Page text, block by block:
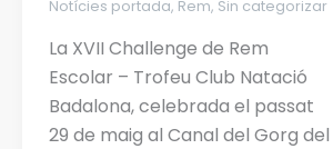
Notícies portada, Rem, Sin categorizar
La XVII Challenge de Rem
Escolar – Trofeu Club Natació
Badalona, celebrada el passat
29 de maig al Canal del Gorg del
fer-
la
possible!